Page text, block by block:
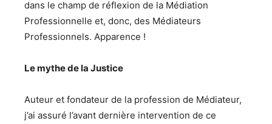
dans le champ de réflexion de la Médiation
Professionnelle et, donc, des Médiateurs
Professionnels. Apparence !
Le mythe de la Justice
Auteur et fondateur de la profession de Médiateur,
j’ai assuré l’avant dernière intervention de ce